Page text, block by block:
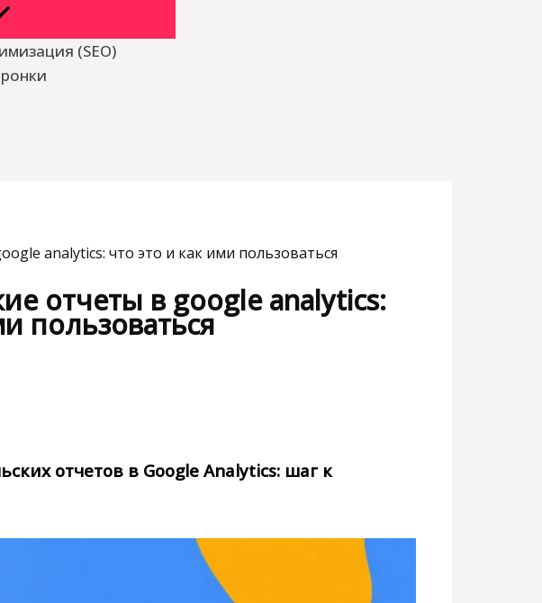
(SEO)
analytics: что это и как ими пользоваться
отчеты в google analytics:
пользоваться
отчетов в Google Analytics: шаг к